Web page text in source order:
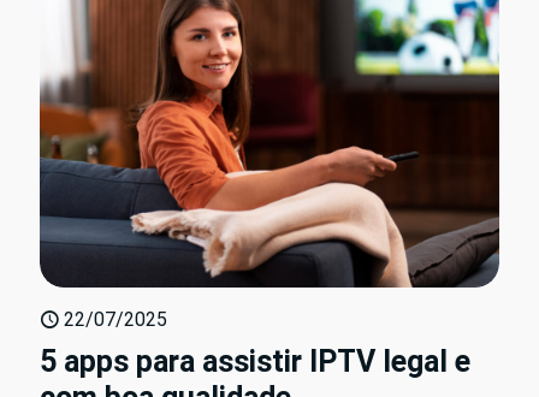
22/07/2025
5 apps para assistir IPTV legal e